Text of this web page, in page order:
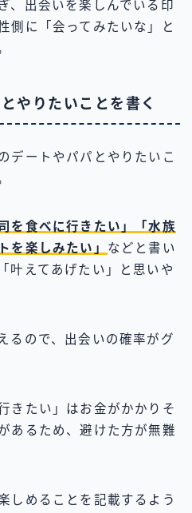
、出会いを楽しんでいる印
側に「会ってみたいな」と
やりたいことを書く
デートやパパとやりたいこ
を食べに行きたい」「水族
を楽しみたい」 などと書い
叶えてあげたい」と思いや
るので、出会いの確率がグ
きたい」はお金がかかりそ
あるため、避けた方が無難
しめることを記載するよう